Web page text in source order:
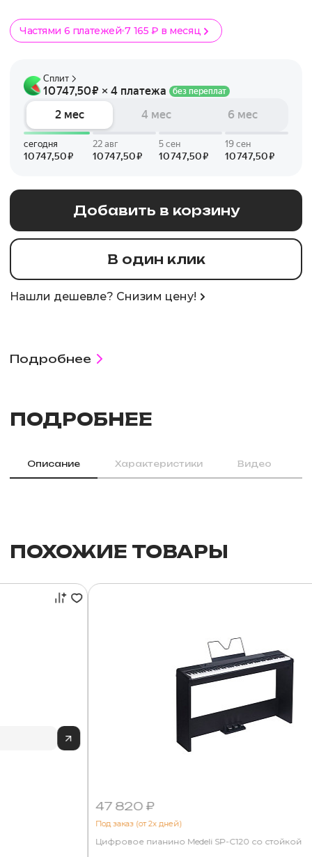
Частями 6 платежей 7 165 ₽ в месяц
Добавить в корзину
В один клик
Нашли дешевле? Снизим цену!
Подробнее
ПОДРОБНЕЕ
Описание Характеристики Видео
ПОХОЖИЕ ТОВАРЫ
47 820 ₽
Под заказ (от 2х дней)
Цифровое пианино Medeli SP-C120 со стойкой